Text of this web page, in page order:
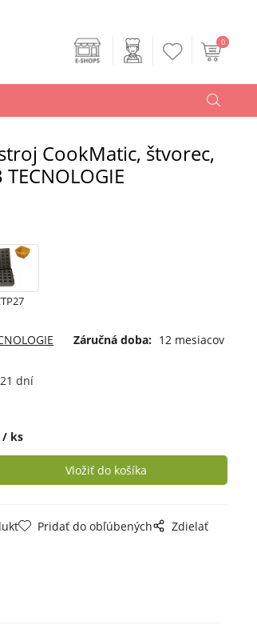
0
CookMatic, štvorec,
Záručná doba: 12 mesiacov
dní
ks
Pridať do obľúbených Zdielať